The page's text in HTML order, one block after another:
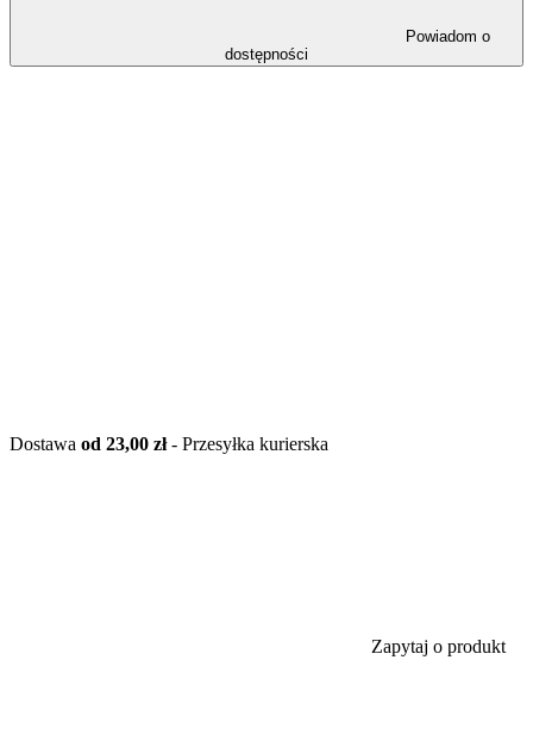
dostępności
Dostawa od 23,00 zł- Przesyłka kurierska
Zapytaj o produkt